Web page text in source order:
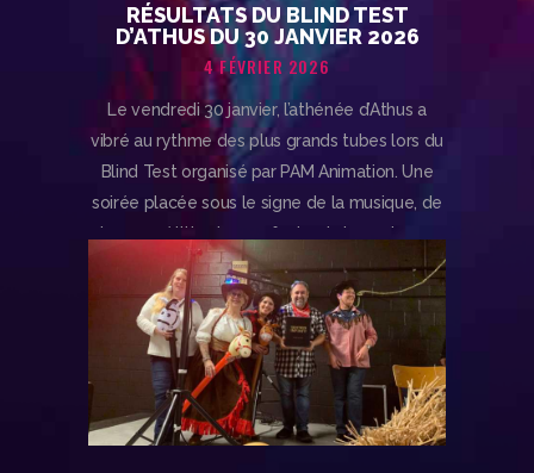
RÉSULTATS DU BLIND TEST
D’ATHUS DU 30 JANVIER 2026
4 FÉVRIER 2026
Le vendredi 30 janvier, l’athénée d’Athus a
vibré au rythme des plus grands tubes lors du
Blind Test organisé par PAM Animation. Une
soirée placée sous le signe de la musique, de
la compétition bon enfant… et de quelques
fous rires mémorables. Pas moins de 27
équipes se sont affrontées pendant plus de 3
heures de jeu intense, à travers…